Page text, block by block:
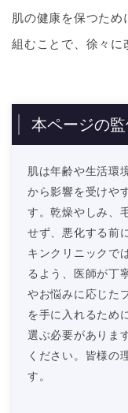
肌の健康を保つため
組むことで、徐々に
本ページの
肌は年齢や生活環
から影響を受けや
す。乾燥やしみ、
せず、悪化する前
キンクリニックで
るよう、医師が丁
やお悩みに応じた
を手に入れるため
選ぶ必要がありま
ください。皆様の
す。